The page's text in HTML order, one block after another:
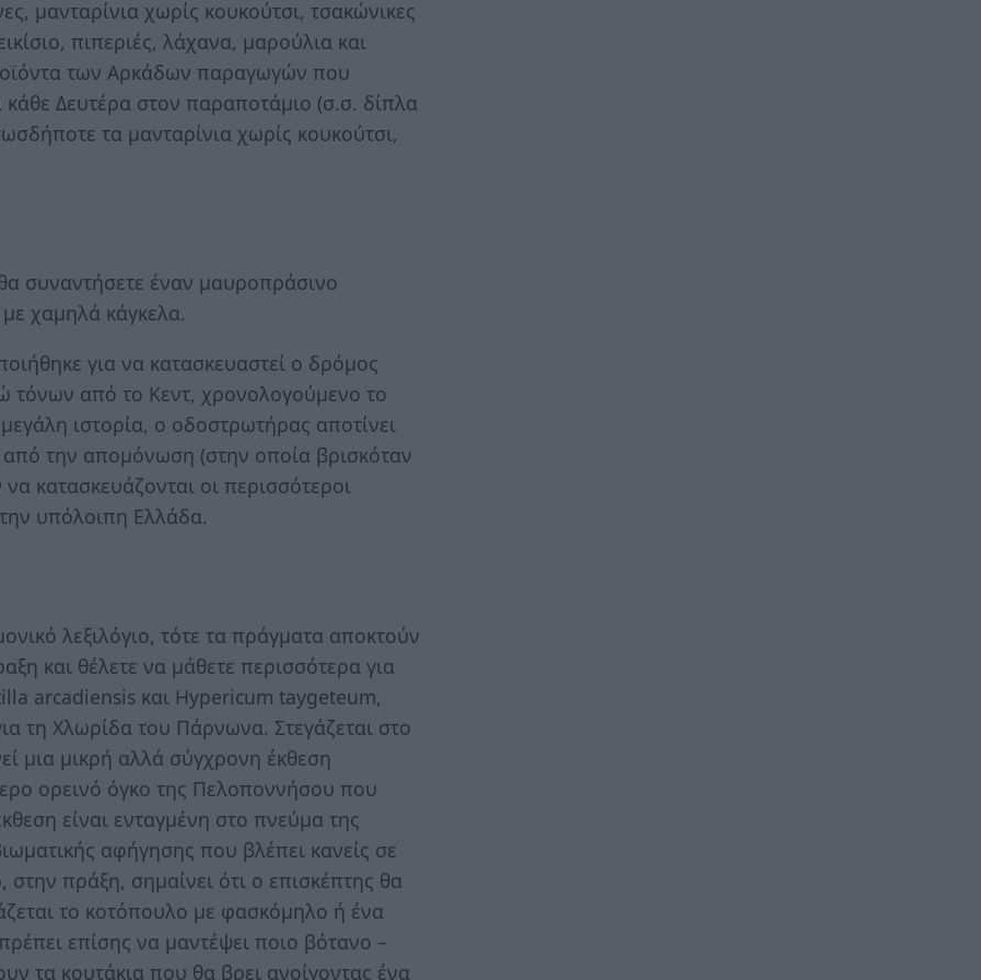
μανταρίνια χωρίς κουκούτσι, τσακώνικες
πιπεριές, λάχανα, μαρούλια και
των Αρκάδων παραγωγών που
Δευτέρα στον παραποτάμιο (σ.σ. δίπλα
τα μανταρίνια χωρίς κουκούτσι,
συναντήσετε έναν μαυροπράσινο
χαμηλά κάγκελα.
για να κατασκευαστεί ο δρόμος
τόνων από το Κεντ, χρονολογούμενο το
ιστορία, ο οδοστρωτήρας αποτίνει
την απομόνωση (στην οποία βρισκόταν
κατασκευάζονται οι περισσότεροι
υπόλοιπη Ελλάδα.
λεξιλόγιο, τότε τα πράγματα αποκτούν
και θέλετε να μάθετε περισσότερα για
arcadiensis και Hypericum taygeteum,
τη Χλωρίδα του Πάρνωνα. Στεγάζεται στο
μια μικρή αλλά σύγχρονη έκθεση
ορεινό όγκο της Πελοποννήσου που
είναι ενταγμένη στο πνεύμα της
αφήγησης που βλέπει κανείς σε
πράξη, σημαίνει ότι ο επισκέπτης θα
το κοτόπουλο με φασκόμηλο ή ένα
επίσης να μαντέψει ποιο βότανο –
τα κουτάκια που θα βρει ανοίγοντας ένα